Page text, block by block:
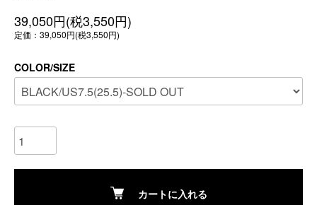
39,050円(税3,550円)
定価：39,050円(税3,550円)
COLOR/SIZE
カートに入れる